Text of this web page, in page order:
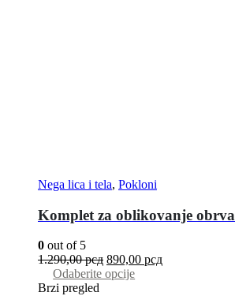
Nega lica i tela, Pokloni
Komplet za oblikovanje obrva
0 out of 5
1.290,00рсд 890,00 рсд
Odaberite opcije
Brzi pregled